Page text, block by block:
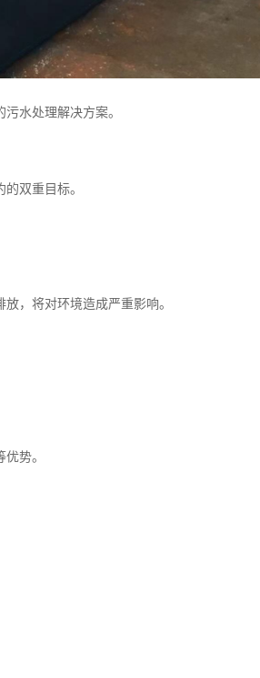
水处理解决方案。
双重目标。
，将对环境造成严重影响。
势。